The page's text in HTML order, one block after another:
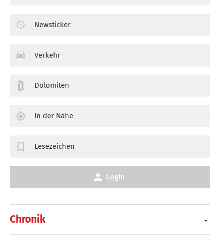
Chronik
Newsticker
Verkehr
Dolomiten
In der Nähe
Lesezeichen
Login